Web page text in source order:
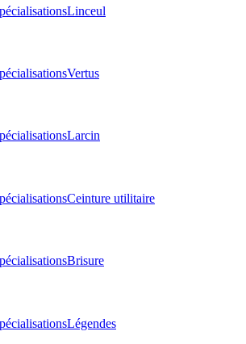
Linceul
Vertus
Larcin
Ceinture utilitaire
Brisure
Légendes